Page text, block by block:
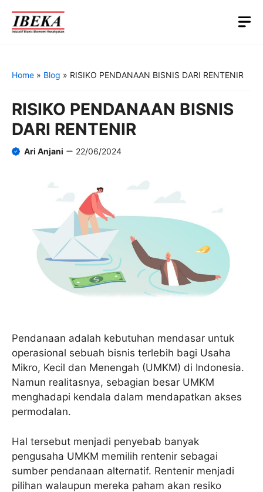
content
Home » Blog » RISIKO PENDANAAN BISNIS DARI RENTENIR
RISIKO PENDANAAN BISNIS
DARI RENTENIR
Ari Anjani 22/06/2024
Pendanaan adalah kebutuhan mendasar untuk
operasional sebuah bisnis terlebih bagi Usaha
Mikro, Kecil dan Menengah (UMKM) di Indonesia.
Namun realitasnya, sebagian besar UMKM
menghadapi kendala dalam mendapatkan akses
permodalan.
Hal tersebut menjadi penyebab banyak
pengusaha UMKM memilih rentenir sebagai
sumber pendanaan alternatif. Rentenir menjadi
pilihan walaupun mereka paham akan resiko